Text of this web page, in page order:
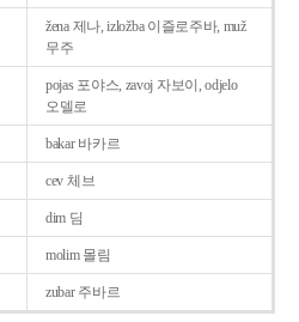
žena 제나, izložba 이즐로주바, muž
무주
pojas 포야스, zavoj 자보이, odjelo
오델로
bakar 바카르
cev 체브
dim 딤
molim 몰림
zubar 주바르